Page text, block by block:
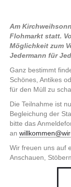
Am
Flohmarkt statt.
Möglichkeit zum
Jedermann für
Ganz bestimmt
Schönes, Antikes
für den Müll zu
Die Teilnahme ist
Begleichung der
bitte das
an
Wir freuen uns auf
Anschauen,